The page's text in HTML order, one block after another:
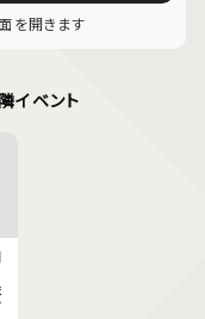
を開きます
イベント